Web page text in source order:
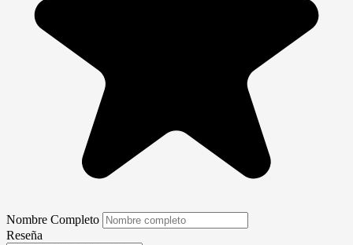
Nombre Completo
Reseña